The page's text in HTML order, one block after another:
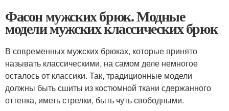
Фасон мужских брюк. Модные
модели мужских классических брюк
В современных мужских брюках, которые принято
называть классическими, на самом деле немногое
осталось от классики. Так, традиционные модели
должны быть сшиты из костюмной ткани сдержанного
оттенка, иметь стрелки, быть чуть свободными.